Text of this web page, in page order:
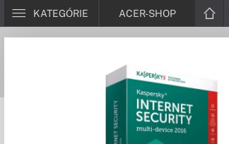
KATEGÓRIE ACER-SHOP